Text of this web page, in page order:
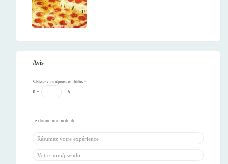
Avis
Saisissez votre réponse en chiffres *
8 − = 6